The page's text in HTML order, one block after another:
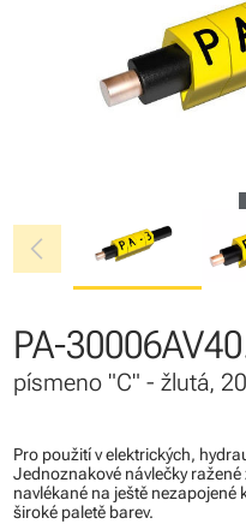
chevron_left
PA-
písmeno "C" - žlutá,
Pro použití v elektrických,
Jednoznakové návlečky
navlékané na ještě nezapojené
široké paletě barev.